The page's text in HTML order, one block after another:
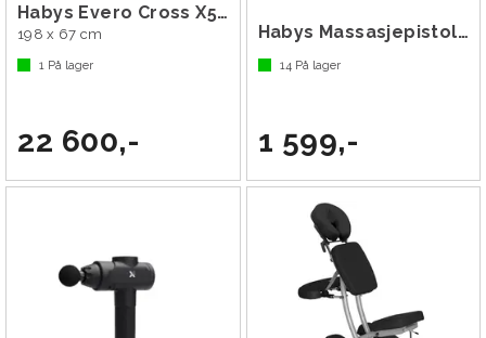
Habys Evero Cross X5 ERGO
198 x 67 cm
1 På lager
22 600,-
Habys Massasjepistol Mini
14På lager
1 599,-